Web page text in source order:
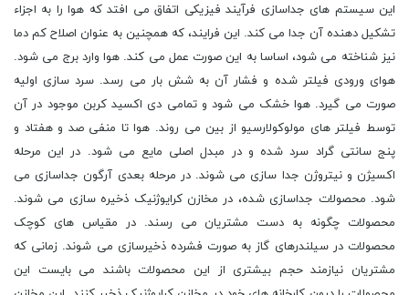
این سیستم های جداسازی فرآیند فیزیکی اتفاق می افتد که هوا را به اجزاء
تشکیل دهنده آن جدا می کند. این فرایند، که همچنین به عنوان اصلاح کم دما
نیز شناخته می شود، اساسا به این صورت عمل می کند. هوا وارد برج می شود.
هوای ورودی فیلتر شده و فشار آن به شش بار می رسد. سرد سازی اولیه
صورت می گیرد. هوا خشک می شود و تمامی دی اکسید کربن موجود در آن
توسط فیلتر های مولوکولارسیو از بین می روند. هوا تا منفی صد و هفتاد و
پنج سانتی گراد سرد شده و در مبدل اصلی مایع می شود. در این مرحله
اکسیژن و نیتروژن جدا سازی می شوند. در مرحله بعدی آرگون جداسازی می
شود. محصولات جداسازی شده، در مخازن کرایوژنیک ذخیره سازی می شوند.
محصولات چگونه به دست مشتریان می رسند. در مقیاس های کوچک
محصولات در سیلندرهای گاز به صورت فشرده ذخیرسازی می شوند. زمانی که
مشتریان نیازمند حجم بیشتری از این محصولات باشند می بایست این